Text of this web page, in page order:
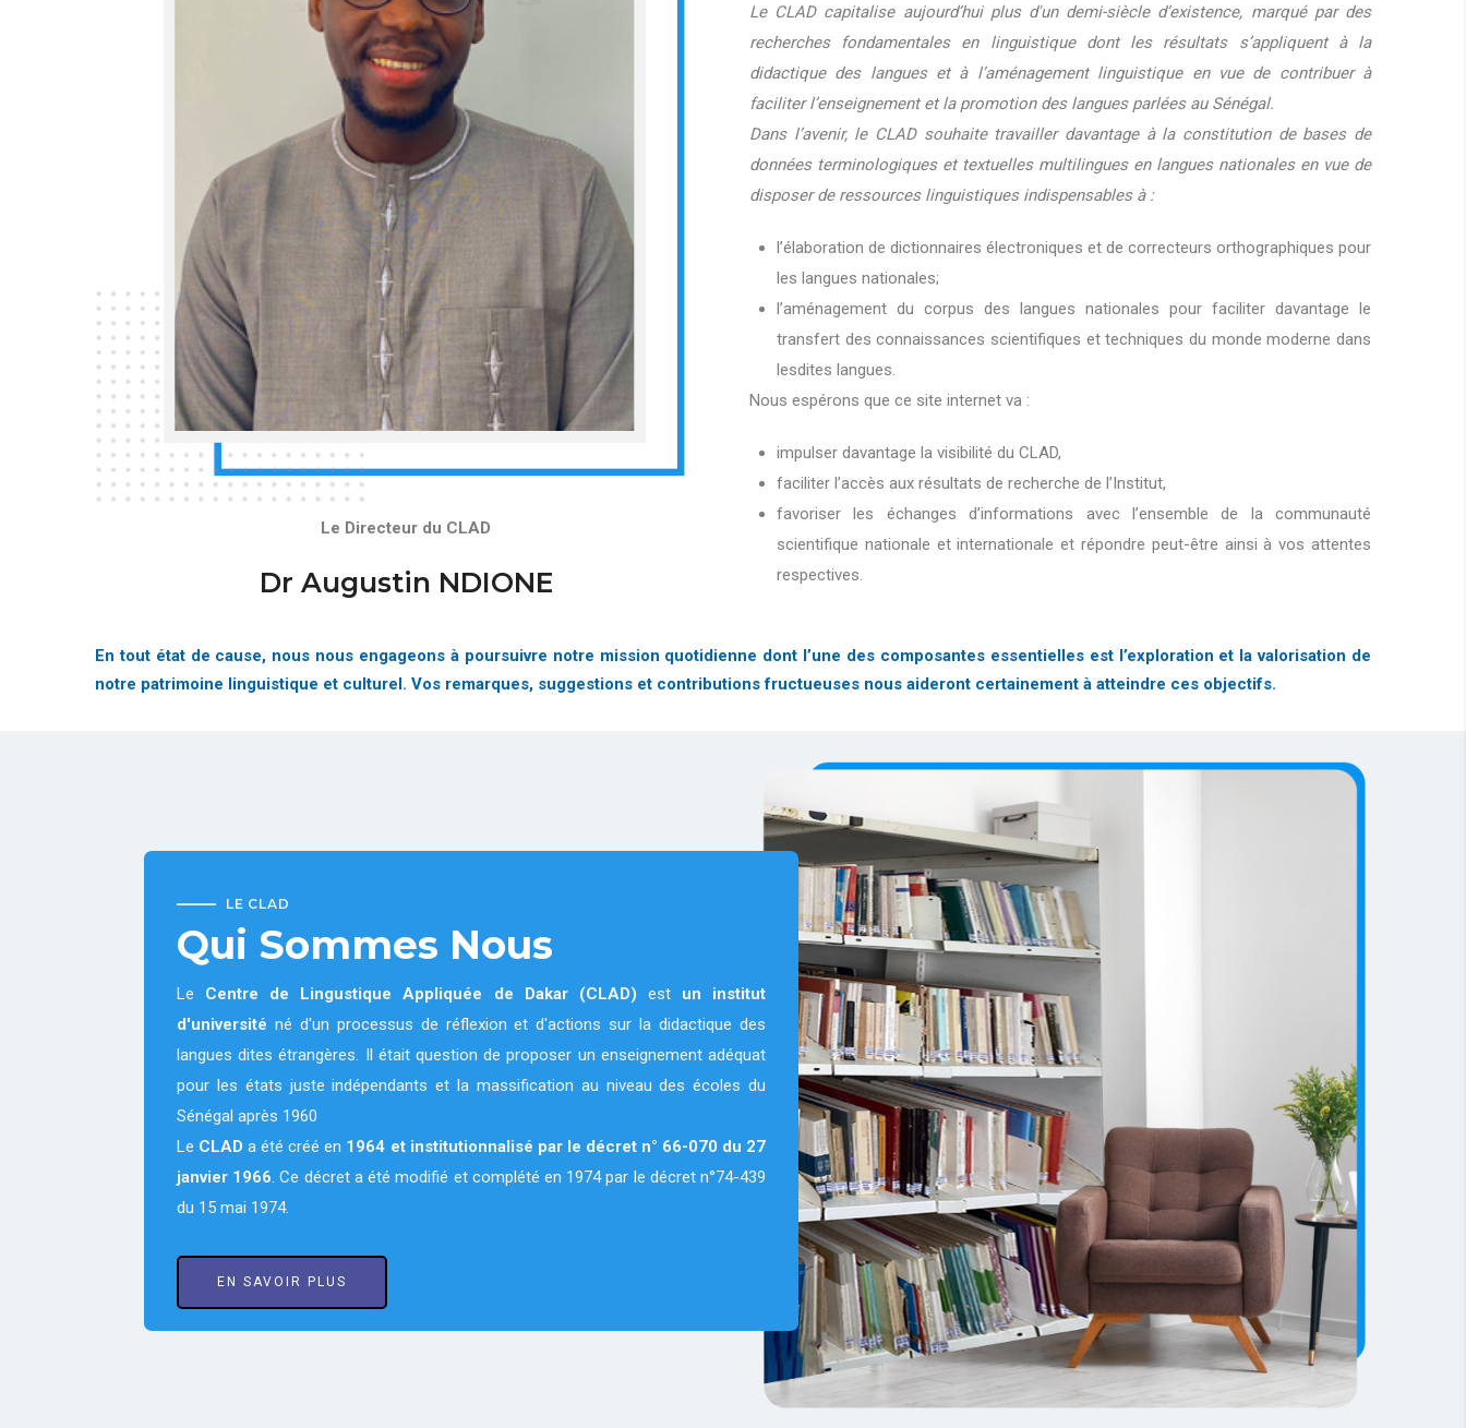
Le Directeur du CLAD
Dr Augustin NDIONE
Le CLAD capitalise aujourd’hui plus d'un demi-siècle d’existence, marqué par des
recherches fondamentales en linguistique dont les résultats s’appliquent à la
didactique des langues et à l’aménagement linguistique en vue de contribuer à
faciliter l’enseignement et la promotion des langues parlées au Sénégal.
Dans l’avenir, le CLAD souhaite travailler davantage à la constitution de bases de
données terminologiques et textuelles multilingues en langues nationales en vue de
disposer de ressources linguistiques indispensables à :
l’élaboration de dictionnaires électroniques et de correcteurs orthographiques pour
les langues nationales;
l’aménagement du corpus des langues nationales pour faciliter davantage le
transfert des connaissances scientifiques et techniques du monde moderne dans
lesdites langues.
Nous espérons que ce site internet va :
impulser davantage la visibilité du CLAD,
faciliter l’accès aux résultats de recherche de l’Institut,
favoriser les échanges d’informations avec l’ensemble de la communauté
scientifique nationale et internationale et répondre peut-être ainsi à vos attentes
respectives.
En tout état de cause, nous nous engageons à poursuivre notre mission quotidienne dont l’une des composantes essentielles est l’exploration et la valorisation de
notre patrimoine linguistique et culturel. Vos remarques, suggestions et contributions fructueuses nous aideront certainement à atteindre ces objectifs.
LE CLAD
Qui Sommes Nous
Le Centre de Lingustique Appliquée de Dakar (CLAD) est un institut
d'université né d'un processus de réflexion et d'actions sur la didactique des
langues dites étrangères. Il était question de proposer un enseignement adéquat
pour les états juste indépendants et la massification au niveau des écoles du
Sénégal après 1960
Le CLAD a été créé en 1964 et institutionnalisé par le décret n° 66-070 du 27
janvier 1966. Ce décret a été modifié et complété en 1974 par le décret n°74-439
du 15 mai 1974.
EN SAVOIR PLUS